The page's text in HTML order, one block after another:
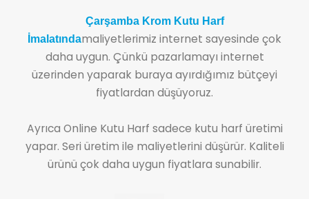
Çarşamba Krom Kutu Harf
İmalatındamaliyetlerimiz internet sayesinde çok
daha uygun. Çünkü pazarlamayı internet
üzerinden yaparak buraya ayırdığımız bütçeyi
fiyatlardan düşüyoruz.
Ayrıca Online Kutu Harf sadece kutu harf üretimi
yapar. Seri üretim ile maliyetlerini düşürür. Kaliteli
ürünü çok daha uygun fiyatlara sunabilir.